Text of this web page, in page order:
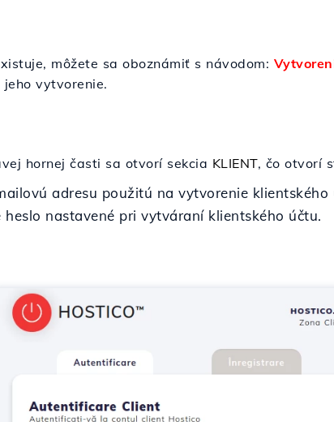
môžete sa oboznámiť s návodom:
vytvorenie.
hornej časti sa otvorí sekcia KLIENT, čo otvorí
adresu použitú na vytvorenie klientského
heslo nastavené pri vytváraní klientského účtu.